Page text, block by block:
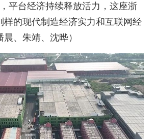
平台经济持续释放活力，这座浙
样的现代制造经济实力和互联网经
、朱靖、沈晔）